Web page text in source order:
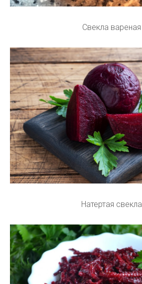
Свекла вареная
Натертая свекла